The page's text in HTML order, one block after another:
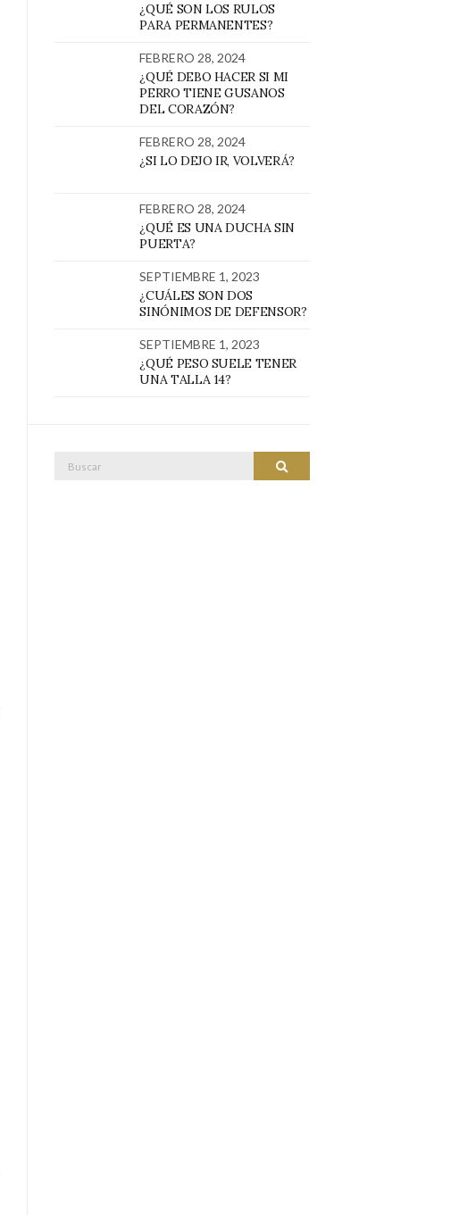
¿QUÉ SON LOS RULOS
PARA PERMANENTES?
FEBRERO 28, 2024
¿QUÉ DEBO HACER SI MI
PERRO TIENE GUSANOS
DEL CORAZÓN?
FEBRERO 28, 2024
¿SI LO DEJO IR, VOLVERÁ?
FEBRERO 28, 2024
¿QUÉ ES UNA DUCHA SIN
PUERTA?
SEPTIEMBRE 1, 2023
¿CUÁLES SON DOS
SINÓNIMOS DE DEFENSOR?
SEPTIEMBRE 1, 2023
¿QUÉ PESO SUELE TENER
UNA TALLA 14?
BUSCAR